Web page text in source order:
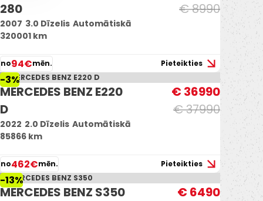
280
€ 8990
2007 3.0 Dīzelis Automātiskā
320001 km
no94€mēn. Pieteikties
-3%
MERCEDES BENZ E220
D
€ 37990
€ 36990
2022 2.0 Dīzelis Automātiskā
85866 km
no462€mēn. Pieteikties
-13%
MERCEDES BENZ S350
€ 6490